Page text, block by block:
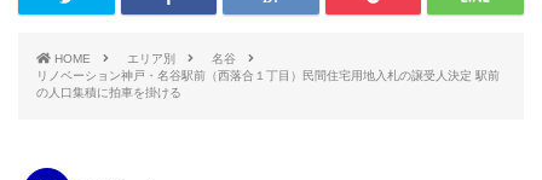
HOME エリア別
名谷
リノベーション神戸・名谷駅前（西落合１丁目）民間住宅用地入札の譲受人決定 駅前
の人口集積に拍車を掛ける